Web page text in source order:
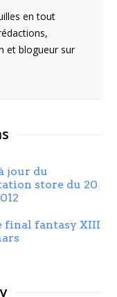
en tout
et blogueur sur
jour du
store du 20
final fantasy XIII